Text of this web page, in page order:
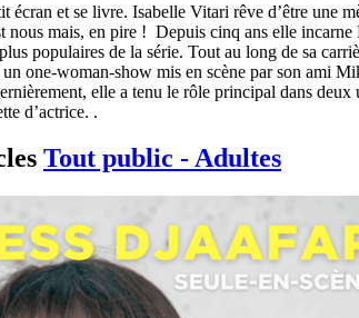
écran et se livre. Isabelle Vitari rêve d’être une
nous mais, en pire ! Depuis cinq ans elle
populaires de la série. Tout au long de sa
one-woman-show mis en scène par son ami
elle a tenu le rôle principal dans
d’actrice. .
Tout public - Adultes